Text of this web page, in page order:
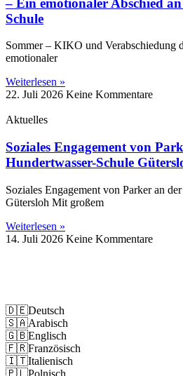
– Ein emotionaler Abschied
Schule
Sommer – KIKO und Verabschiedung
emotionaler
Weiterlesen »
22. Juli 2026 Keine Kommentare
Aktuelles
Soziales Engagement von
Hundertwasser-Schule
Soziales Engagement von Parker an
Gütersloh Mit großem
Weiterlesen »
14. Juli 2026 Keine Kommentare
🇩🇪Deutsch
🇸🇦Arabisch
🇬🇧Englisch
🇫🇷Französisch
🇮🇹Italienisch
🇵🇱Polnisch